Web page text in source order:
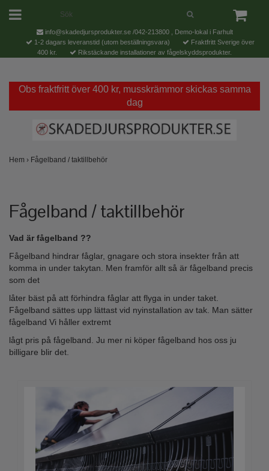
info@skadedjursprodukter.se/042-213800 , Demo-lokal i Farhult
1-2 dagars leveranstid (utom beställningsvara)
Fraktfritt Sverige över
400 kr.
Rikstäckande installationer av fågelskyddsprodukter.
Obs fraktfritt över 400 kr, musskrämmor skickas samma
dag
Hem › Fågelband / taktillbehör
Fågelband / taktillbehör
Vad är fågelband ??
Fågelband hindrar fåglar, gnagare och stora insekter från att
komma in under takytan. Men framför allt så är fågelband precis
som det
låter bäst på att förhindra fåglar att flyga in under taket.
Fågelband sättes upp lättast vid nyinstallation av tak. Man sätter
fågelband Vi håller extremt
lågt pris på fågelband. Ju mer ni köper fågelband hos oss ju
billigare blir det.